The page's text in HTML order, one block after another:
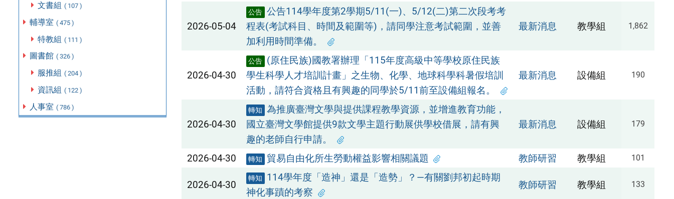
文書組 ( 107 )
輔導室 ( 475 )
特教組 ( 111 )
圖書館 ( 326 )
服推組 ( 204 )
資訊組 ( 122 )
人事室 ( 786 )
2026-05-04
公告 公告114學年度第2學期5/11(一)、5/12(二)第二次段考考
程表(考試科目、時間及範圍等)，請同學注意考試範圍，並善
加利用時間準備。
最新消息 教學組 1,862
2026-04-30
公告 (原住民族)國教署辦理「115年度高級中等學校原住民族
學生科學人才培訓計畫」之生物、化學、地球科學科暑假培訓
活動，請符合資格且有興趣的同學於5/11前至設備組報名。
最新消息 設備組 190
2026-04-30
轉知 為推廣臺灣文學與提供課程教學資源，並增進教育功能，
國立臺灣文學館提供9款文學主題行動展供學校借展，請有興
趣的老師自行申請。
最新消息 設備組 179
2026-04-30 轉知 貿易自由化所生勞動權益影響相關議題 教師研習 教學組 101
2026-04-30
轉知
114學年度「造神」還是「造勢」？—有關劉邦初起時期
神化事蹟的考察
教師研習 教學組 133